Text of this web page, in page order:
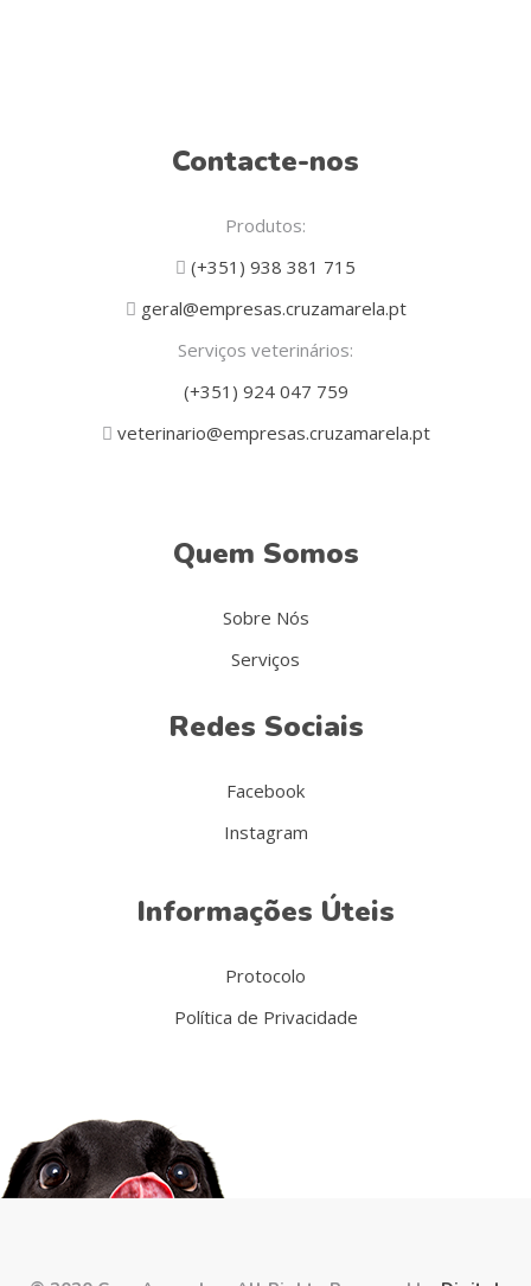
Contacte-nos
Produtos:
(+351) 938 381 715
geral@empresas.cruzamarela.pt
Serviços veterinários:
(+351) 924 047 759
veterinario@empresas.cruzamarela.pt
Quem Somos
Sobre Nós
Serviços
Redes Sociais
Facebook
Instagram
Informações Úteis
Protocolo
Política de Privacidade